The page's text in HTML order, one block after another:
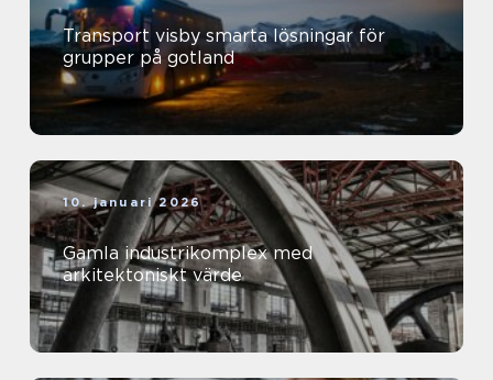
Transport visby smarta lösningar för
grupper på gotland
10. januari 2026
Gamla industrikomplex med
arkitektoniskt värde